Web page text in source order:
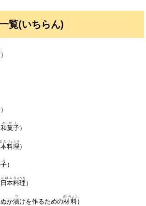
覧(いちらん)
）
）
和菓子
わがし
）
ん
料理
りょうり
）
）
日本
にほん
料理
りょうり
）
ぬか漬
づ
けを作るための材料
ざいりょう
）